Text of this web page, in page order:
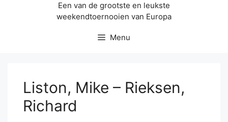
Een van de grootste en leukste
weekendtoernooien van Europa
Menu
Liston, Mike – Rieksen,
Richard